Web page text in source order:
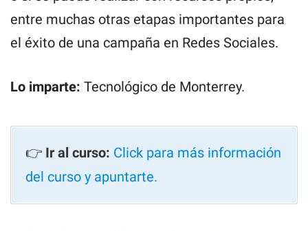
entre muchas otras etapas importantes para
el éxito de una campaña en Redes Sociales.
Lo imparte: Tecnológico de Monterrey.
👉 Ir al curso: Click para más información
del curso y apuntarte.